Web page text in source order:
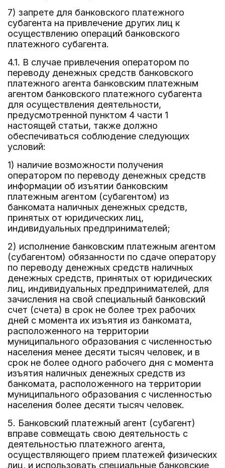
7) запрете для банковского платежного
субагента на привлечение других лиц к
осуществлению операций банковского
платежного субагента.
4.1. В случае привлечения оператором по
переводу денежных средств банковского
платежного агента банковским платежным
агентом банковского платежного субагента
для осуществления деятельности,
предусмотренной пунктом 4 части 1
настоящей статьи, также должно
обеспечиваться соблюдение следующих
условий:
1) наличие возможности получения
оператором по переводу денежных средств
информации об изъятии банковским
платежным агентом (субагентом) из
банкомата наличных денежных средств,
принятых от юридических лиц,
индивидуальных предпринимателей;
2) исполнение банковским платежным агентом
(субагентом) обязанности по сдаче оператору
по переводу денежных средств наличных
денежных средств, принятых от юридических
лиц, индивидуальных предпринимателей, для
зачисления на свой специальный банковский
счет (счета) в срок не более трех рабочих
дней с момента их изъятия из банкомата,
расположенного на территории
муниципального образования с численностью
населения менее десяти тысяч человек, и в
срок не более одного рабочего дня с момента
изъятия наличных денежных средств из
банкомата, расположенного на территории
муниципального образования с численностью
населения более десяти тысяч человек.
5. Банковский платежный агент (субагент)
вправе совмещать свою деятельность с
деятельностью платежного агента,
осуществляющего прием платежей физических
лиц, и использовать специальные банковские